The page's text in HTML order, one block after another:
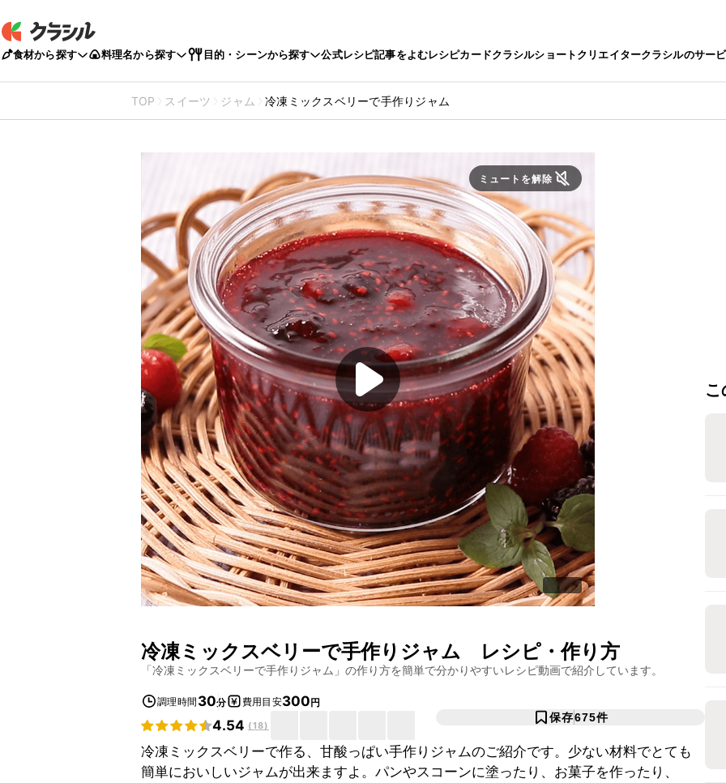
食材から探す 料理名から探す 目的・シーンから探す 公式レシピ記事をよむレシピカードクラシルショートクリエイタークラシルのサー
TOP スイーツ ジャム 冷凍ミックスベリーで手作りジャム
ミュートを解除
冷凍ミックスベリーで手作りジャム レシピ・作り方
「冷凍ミックスベリーで手作りジャム 」の作り方を簡単で分かりやすいレシピ動画で紹介しています。
調理時間 30分 費用目安300円
4.54 (18)
保存675件
冷凍ミックスベリーで作る、甘酸っぱい手作りジャムのご紹介です。少ない材料でとても
簡単においしいジャムが出来ますよ。パンやスコーンに塗ったり、お菓子を作ったり、